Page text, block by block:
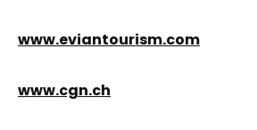
www.eviantourism.com
www.cgn.ch